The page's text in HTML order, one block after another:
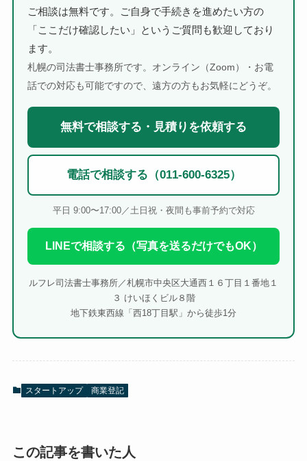
ご相談は無料です。ご自身で手続きを進めたい方の
「ここだけ確認したい」というご質問も歓迎しており
ます。
札幌の司法書士事務所です。オンライン（Zoom）・お電
話での対応も可能ですので、遠方の方もお気軽にどうぞ。
無料で相談する・見積りを依頼する
電話で相談する（011-600-6325）
平日 9:00〜17:00／土日祝・夜間も事前予約で対応
LINEで相談する（写真を送るだけでもOK）
ルフレ司法書士事務所／札幌市中央区大通西１６丁目１番地１
３ けいほくビル８階
地下鉄東西線「西18丁目駅」から徒歩1分
スタートアップ 商業登記
この記事を書いた人